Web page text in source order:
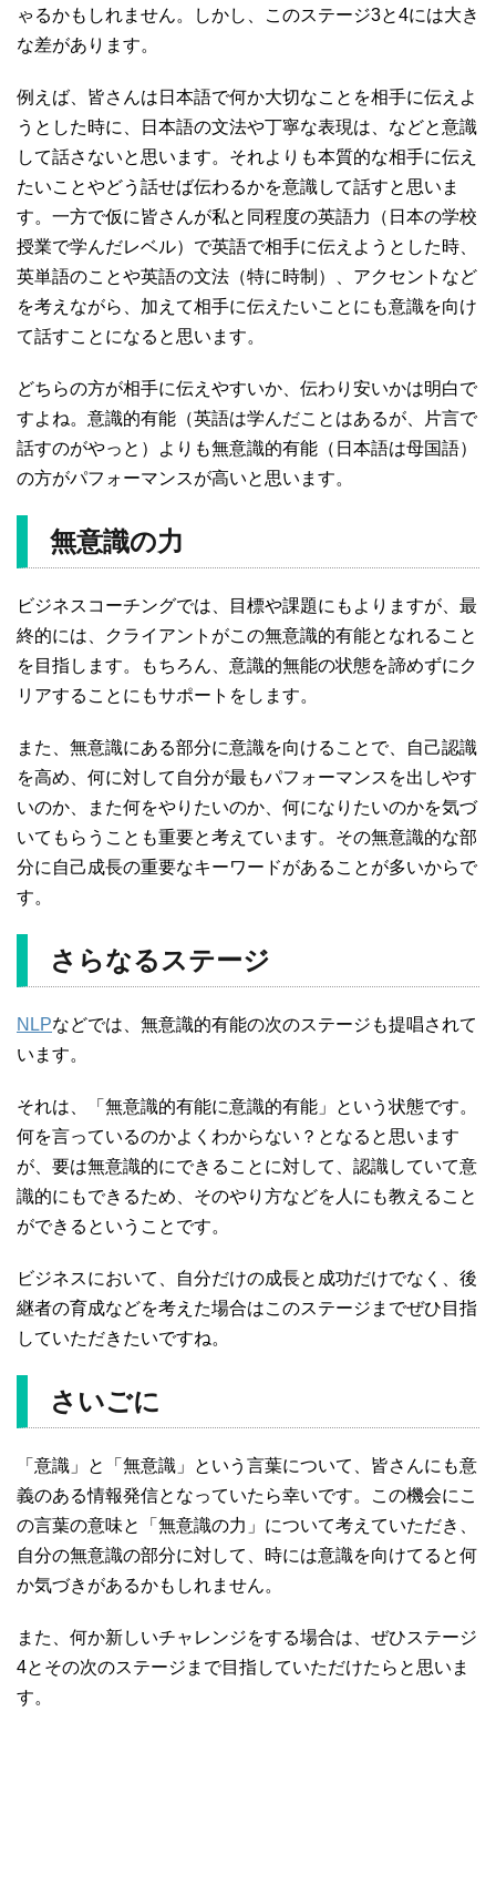
ゃるかもしれません。しかし、このステージ3と4には大き
な差があります。
例えば、皆さんは日本語で何か大切なことを相手に伝えよ
うとした時に、日本語の文法や丁寧な表現は、などと意識
して話さないと思います。それよりも本質的な相手に伝え
たいことやどう話せば伝わるかを意識して話すと思いま
す。一方で仮に皆さんが私と同程度の英語力（日本の学校
授業で学んだレベル）で英語で相手に伝えようとした時、
英単語のことや英語の文法（特に時制）、アクセントなど
を考えながら、加えて相手に伝えたいことにも意識を向け
て話すことになると思います。
どちらの方が相手に伝えやすいか、伝わり安いかは明白で
すよね。意識的有能（英語は学んだことはあるが、片言で
話すのがやっと）よりも無意識的有能（日本語は母国語）
の方がパフォーマンスが高いと思います。
無意識の力
ビジネスコーチングでは、目標や課題にもよりますが、最
終的には、クライアントがこの無意識的有能となれること
を目指します。もちろん、意識的無能の状態を諦めずにク
リアすることにもサポートをします。
また、無意識にある部分に意識を向けることで、自己認識
を高め、何に対して自分が最もパフォーマンスを出しやす
いのか、また何をやりたいのか、何になりたいのかを気づ
いてもらうことも重要と考えています。その無意識的な部
分に自己成長の重要なキーワードがあることが多いからで
す。
さらなるステージ
NLPなどでは、無意識的有能の次のステージも提唱されて
います。
それは、「無意識的有能に意識的有能」という状態です。
何を言っているのかよくわからない？となると思います
が、要は無意識的にできることに対して、認識していて意
識的にもできるため、そのやり方などを人にも教えること
ができるということです。
ビジネスにおいて、自分だけの成長と成功だけでなく、後
継者の育成などを考えた場合はこのステージまでぜひ目指
していただきたいですね。
さいごに
「意識」と「無意識」という言葉について、皆さんにも意
義のある情報発信となっていたら幸いです。この機会にこ
の言葉の意味と「無意識の力」について考えていただき、
自分の無意識の部分に対して、時には意識を向けてると何
か気づきがあるかもしれません。
また、何か新しいチャレンジをする場合は、ぜひステージ
4とその次のステージまで目指していただけたらと思いま
す。